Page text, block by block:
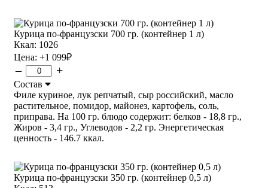
Курица по-французски 700 гр. (контейнер 1 л)
Ккал: 1026
Цена: +1 099₽
– +
Состав
Филе куриное, лук репчатый, сыр российский, масло
растительное, помидор, майонез, картофель, соль,
приправа. На 100 гр. блюдо содержит: белков - 18,8 гр.,
Жиров - 3,4 гр., Углеводов - 2,2 гр. Энергетическая
ценность - 146.7 ккал.
Курица по-французски 350 гр. (контейнер 0,5 л)